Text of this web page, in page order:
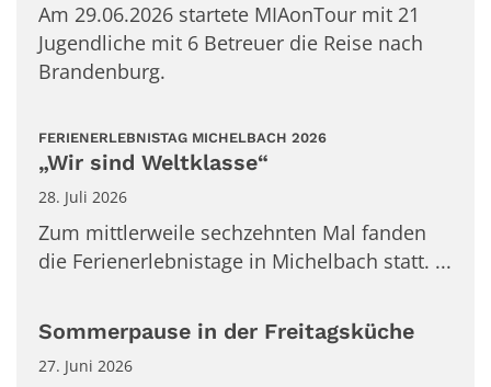
Am 29.06.2026 startete MIAonTour mit 21
Jugendliche mit 6 Betreuer die Reise nach
Brandenburg.
FERIENERLEBNISTAG MICHELBACH 2026:
„Wir sind Weltklasse“
28. Juli 2026
Zum mittlerweile sechzehnten Mal fanden
die Ferienerlebnistage in Michelbach statt. ...
Sommerpause in der Freitagsküche
27. Juni 2026